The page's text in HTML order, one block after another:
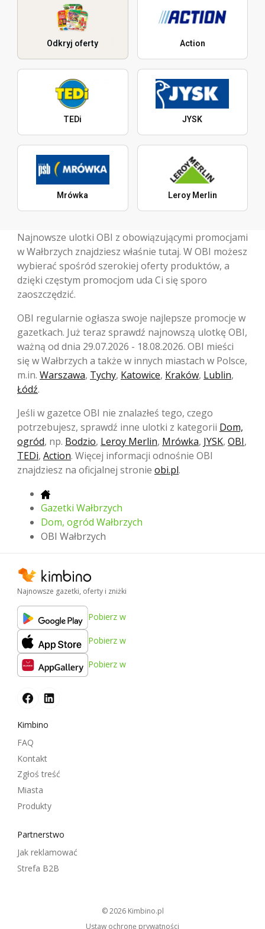
Odkryj oferty Action
TEDi JYSK
Mrówka Leroy Merlin
Najnowsze ulotki OBI z obowiązującymi promocjami
w Wałbrzych znajdziesz właśnie tutaj. W OBI możesz
wybierać spośród szerokiej oferty produktów, a
dzięki częstym promocjom uda Ci się sporo
zaoszczędzić.
OBI regularnie ogłasza swoje najlepsze promocje w
gazetkach. Już teraz sprawdź najnowszą ulotkę OBI,
ważną od dnia 29.07.2026 - 18.08.2026. OBI mieści
się w Wałbrzych a także w innych miastach w Polsce,
m.in. Warszawa, Tychy, Katowice, Kraków, Lublin,
Łódź.
Jeśli w gazetce OBI nie znalazłeś tego, czego
potrzebujesz, sprawdź inne ulotki z kategorii Dom,
ogród, np. Bodzio, Leroy Merlin, Mrówka, JYSK, OBI,
TEDi, Action. Więcej informacji odnośnie OBI
znajdziesz na oficjalnej stronie obi.pl.
Gazetki Wałbrzych
Dom, ogród Wałbrzych
OBI Wałbrzych
Najnowsze gazetki, oferty i zniżki
Pobierz w
Pobierz w
Pobierz w
Kimbino
FAQ
Kontakt
Zgłoś treść
Miasta
Produkty
Partnerstwo
Jak reklamować
Strefa B2B
© 2026 kimbino.pl
Ustaw ochronę prywatności